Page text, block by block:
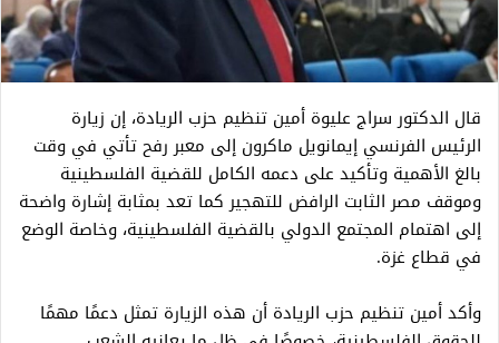
قال الدكتور سراج عليوة أمين تنظيم حزب الريادة، إن زيارة
الرئيس الفرنسي إيمانويل ماكرون إلى معبر رفح تأتي في وقت
بالغ الأهمية وتأكيد على دعمه الكامل للقضية الفلسطينية
وموقف مصر الثابت الرافض للتهجير كما تعد بمثابة إشارة واضحة
إلى اهتمام المجتمع الدولي بالقضية الفلسطينية، وخاصة الوضع
في قطاع غزة.
وأكد أمين تنظيم حزب الريادة أن هذه الزيارة تمثل دعمًا مهمًا